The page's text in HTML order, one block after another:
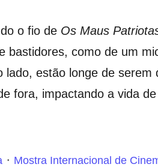
o fio de Os Maus
bastidores, como de um
lado, estão longe de
fora, impactando a vida
Mostra Internacional de